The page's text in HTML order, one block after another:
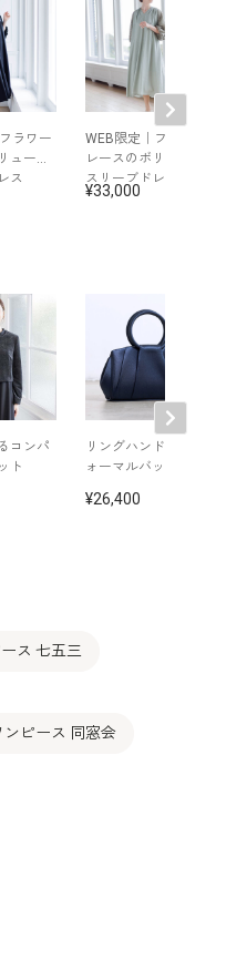
ラワー
ューム
ス
WEB限定｜フラワー
レースのボリューム
スリーブドレス
33,000
コンパ
ト
リングハンドルのフ
ォーマルバッグ
26,400
ス 七五三
ンピース 同窓会